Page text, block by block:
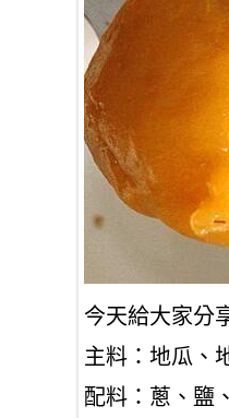
今天給大家分
主料：地瓜、
配料：蔥、鹽、